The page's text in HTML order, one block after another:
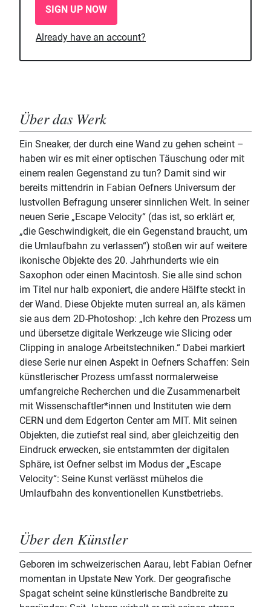
SIGN UP NOW
Already have an account?
Über das Werk
Ein Sneaker, der durch eine Wand zu gehen scheint –
haben wir es mit einer optischen Täuschung oder mit
einem realen Gegenstand zu tun? Damit sind wir
bereits mittendrin in Fabian Oefners Universum der
lustvollen Befragung unserer sinnlichen Welt. In seiner
neuen Serie „Escape Velocity“ (das ist, so erklärt er,
„die Geschwindigkeit, die ein Gegenstand braucht, um
die Umlaufbahn zu verlassen“) stoßen wir auf weitere
ikonische Objekte des 20. Jahrhunderts wie ein
Saxophon oder einen Macintosh. Sie alle sind schon
im Titel nur halb exponiert, die andere Hälfte steckt in
der Wand. Diese Objekte muten surreal an, als kämen
sie aus dem 2D-Photoshop: „Ich kehre den Prozess um
und übersetze digitale Werkzeuge wie Slicing oder
Clipping in analoge Arbeitstechniken.“ Dabei markiert
diese Serie nur einen Aspekt in Oefners Schaffen: Sein
künstlerischer Prozess umfasst normalerweise
umfangreiche Recherchen und die Zusammenarbeit
mit Wissenschaftler*innen und Instituten wie dem
CERN und dem Edgerton Center am MIT. Mit seinen
Objekten, die zutiefst real sind, aber gleichzeitig den
Eindruck erwecken, sie entstammten der digitalen
Sphäre, ist Oefner selbst im Modus der „Escape
Velocity“: Seine Kunst verlässt mühelos die
Umlaufbahn des konventionellen Kunstbetriebs.
Über den Künstler
Geboren im schweizerischen Aarau, lebt Fabian Oefner
momentan in Upstate New York. Der geografische
Spagat scheint seine künstlerische Bandbreite zu